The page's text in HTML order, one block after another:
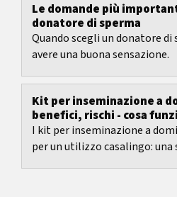
Le domande più
donatore di sperma
Quando scegli un donatore di
avere una buona sensazione.
Kit per inseminazione a
benefici, rischi - cosa
I kit per inseminazione a
per un utilizzo casalingo: una